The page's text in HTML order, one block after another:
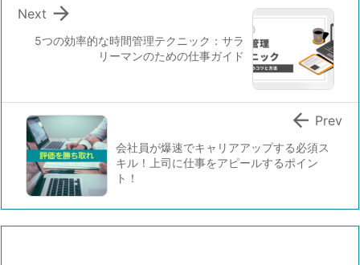
5つの効率的な時間管理テクニック：サラ
リーマンのための仕事ガイド

Next
会社員が爆速でキャリアアップする必須ス
キル！上司に仕事をアピールするポイン
ト！
 Prev